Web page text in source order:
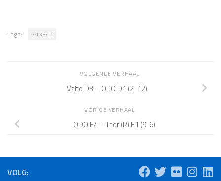
Tags: w13342
VOLGENDE VERHAAL
Valto D3 – ODO D1 (2-12)
VORIGE VERHAAL
ODO E4 – Thor (R) E1 (9-6)
VOLG: